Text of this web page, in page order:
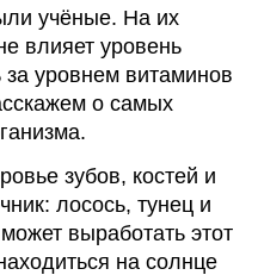
учёные. На их
влияет уровень
за уровнем витаминов
о самых
зубов, костей и
лосось, тунец и
выработать этот
на солнце